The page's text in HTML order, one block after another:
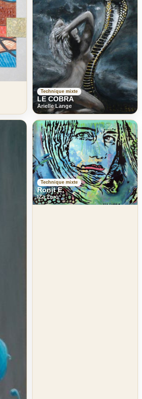
Technique mixte
LE COBRA
Arielle Lange
Technique mixte
Ronit E.
IZa Zaro